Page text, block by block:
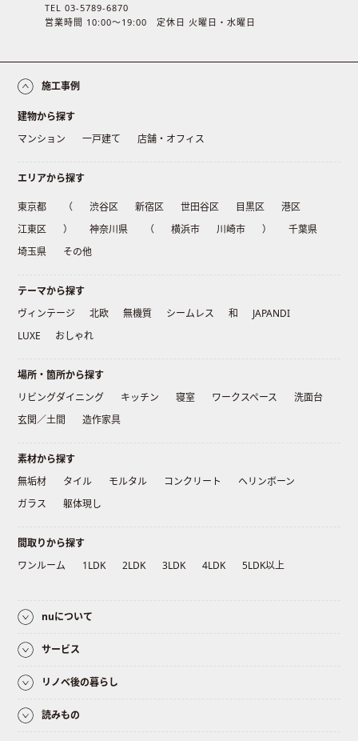
TEL 03-5789-6870
営業時間 10:00〜19:00 定休日 火曜日・水曜日
施工事例
建物から探す
マンション
一戸建て 店舗・オフィス
エリアから探す
東京都 （ 渋谷区 新宿区 世田谷区 目黒区
港区
江東区
） 神奈川県 （ 横浜市 川崎市 ）
千葉県
埼玉県
その他
テーマから探す
ヴィンテージ
北欧 無機質 シームレス 和
JAPANDI
LUXE
おしゃれ
場所・箇所から探す
リビングダイニング
キッチン 寝室 ワークスペース
洗面台
玄関／土間
造作家具
素材から探す
無垢材
タイル モルタル コンクリート
ヘリンボーン
ガラス
躯体現し
間取りから探す
ワンルーム
1LDK 2LDK 3LDK 4LDK 5LDK以上
nuについて
サービス
リノベ後の暮らし
読みもの